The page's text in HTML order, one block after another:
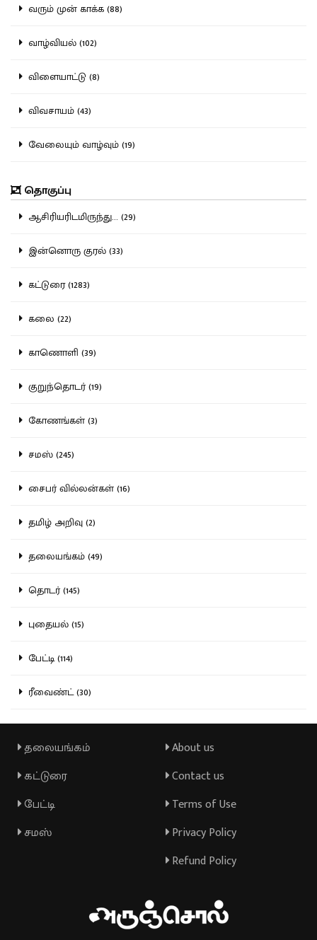
வரும் முன் காக்க (88)
வாழ்வியல் (102)
விளையாட்டு (8)
விவசாயம் (43)
வேலையும் வாழ்வும் (19)
தொகுப்பு
ஆசிரியரிடமிருந்து... (29)
இன்னொரு குரல் (33)
கட்டுரை (1283)
கலை (22)
காணொளி (39)
குறுந்தொடர் (19)
கோணங்கள் (3)
சமஸ் (245)
சைபர் வில்லன்கள் (16)
தமிழ் அறிவு (2)
தலையங்கம் (49)
தொடர் (145)
புதையல் (15)
பேட்டி (114)
ரீவைண்ட் (30)
தலையங்கம்
கட்டுரை
பேட்டி
சமஸ்
About us
Contact us
Terms of Use
Privacy Policy
Refund Policy